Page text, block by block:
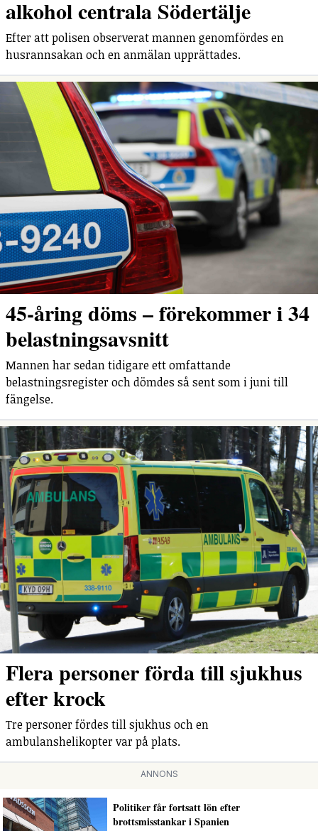
alkohol centrala Södertälje
Efter att polisen observerat mannen genomfördes en
husrannsakan och en anmälan upprättades.
45-åring döms – förekommer i 34
belastningsavsnitt
Mannen har sedan tidigare ett omfattande
belastningsregister och dömdes så sent som i juni till
fängelse.
Flera personer förda till sjukhus
efter krock
Tre personer fördes till sjukhus och en
ambulanshelikopter var på plats.
ANNONS
Politiker får fortsatt lön efter
brottsmisstankar i Spanien